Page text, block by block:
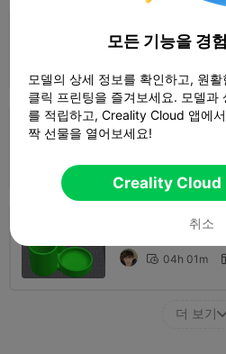
0.2mm layer, 2
0.16mm layer, 3
0.2mm layer, 2
 04h 01m
더 보기
모든 기능을 경
모델의 상세 정보를 확인하고, 원
클릭 프린팅을 즐겨보세요. 모델과
를 적립하고, Creality Cloud 앱에
짝 선물을 열어보세요!
Creality Cloud
취소